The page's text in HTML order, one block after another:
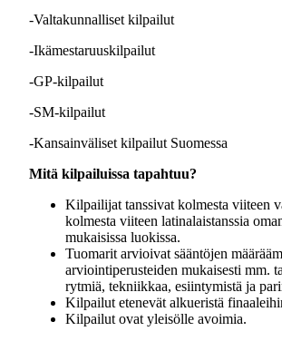
-Valtakunnalliset kilpailut
-Ikämestaruuskilpailut
-GP-kilpailut
-SM-kilpailut
-Kansainväliset kilpailut Suomessa
Mitä kilpailuissa tapahtuu?
Kilpailijat tanssivat kolmesta viiteen
kolmesta viiteen latinalaistanssia
mukaisissa luokissa.
Tuomarit arvioivat sääntöjen
arviointiperusteiden mukaisesti mm.
rytmiä, tekniikkaa, esiintymistä ja
Kilpailut etenevät alkueristä
Kilpailut ovat yleisölle avoimia.